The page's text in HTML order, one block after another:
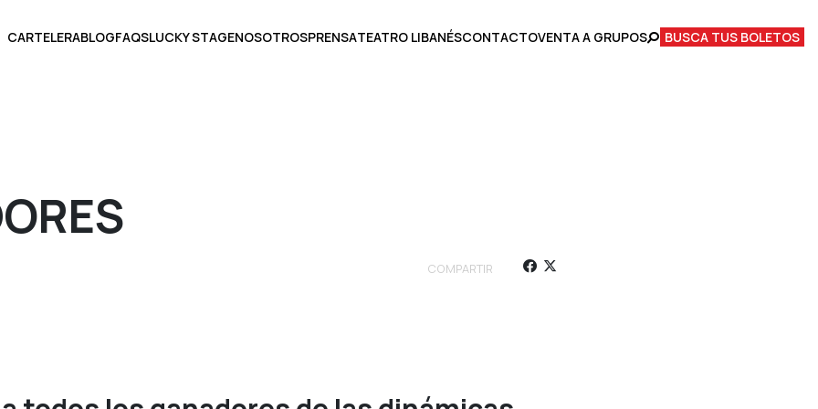
CARTELERABLOGFAQSLUCKY STAGENOSOTROSPRENSATEATRO LIBANÉSCONTACTOVENTA A GRUPOS BUSCA TUS BOLETOS
COMPARTIR